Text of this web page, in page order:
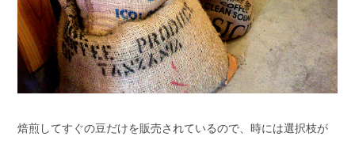
焙煎してすぐの豆だけを販売されているので、時には選択枝が